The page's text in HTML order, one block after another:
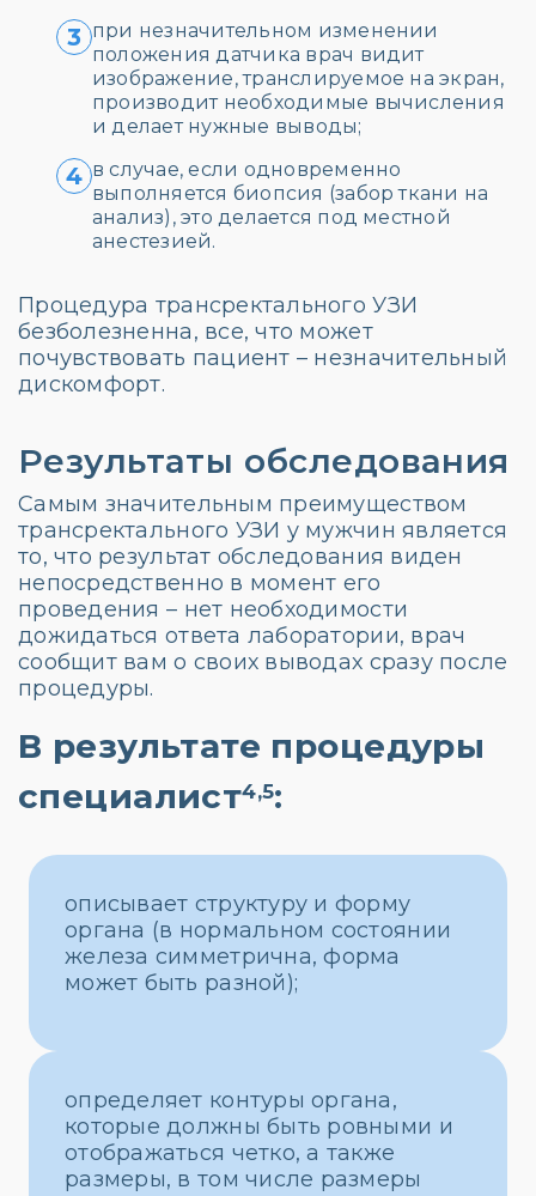
3 при незначительном изменении
положения датчика врач видит
изображение, транслируемое на экран,
производит необходимые вычисления
и делает нужные выводы;
4 в случае, если одновременно
выполняется биопсия (забор ткани на
анализ), это делается под местной
анестезией.
Процедура трансректального УЗИ
безболезненна, все, что может
почувствовать пациент – незначительный
дискомфорт.
Результаты обследования
Самым значительным преимуществом
трансректального УЗИ у мужчин является
то, что результат обследования виден
непосредственно в момент его
проведения – нет необходимости
дожидаться ответа лаборатории, врач
сообщит вам о своих выводах сразу после
процедуры.
В результате процедуры
специалист4,5:
описывает структуру и форму
органа (в нормальном состоянии
железа симметрична, форма
может быть разной);
определяет контуры органа,
которые должны быть ровными и
отображаться четко, а также
размеры, в том числе размеры